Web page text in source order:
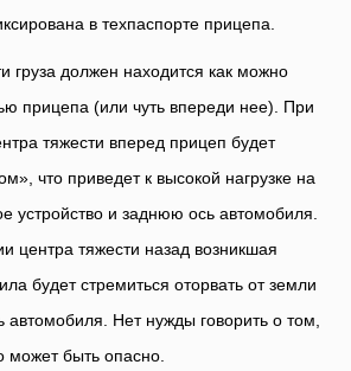
в техпаспорте прицепа.
груза должен находится как можно
прицепа (или чуть впереди нее). При
тяжести вперед прицеп будет
что приведет к высокой нагрузке на
устройство и заднюю ось автомобиля.
центра тяжести назад возникшая
будет стремиться оторвать от земли
автомобиля. Нет нужды говорить о том,
может быть опасно.